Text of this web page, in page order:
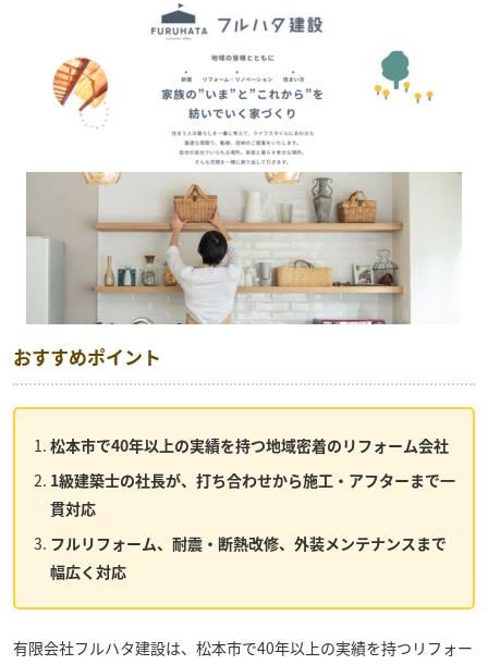
おすすめポイント
松本市で40年以上の実績を持つ地域密着のリフォーム会社
1級建築士の社長が、打ち合わせから施工・アフターまで一
貫対応
フルリフォーム、耐震・断熱改修、外装メンテナンスまで
幅広く対応
有限会社フルハタ建設は、松本市で40年以上の実績を持つリフォー